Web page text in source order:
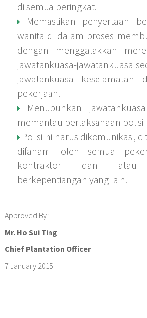
di semua peringkat.
Memastikan penyertaan
wanita di dalam proses
dengan menggalakkan
jawatankuasa-jawatankuasa
jawatankuasa keselamatan
pekerjaan.
Menubuhkan
memantau perlaksanaan polisi
Polisi ini harus dikomunikasi,
difahami oleh semua
kontraktor dan atau
berkepentiangan yang lain.
Approved By :
Mr. Ho Sui Ting
Chief Plantation Officer
7 January 2015